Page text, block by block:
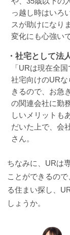
っ越し時はいろ
スが助けになり
変化にも心強い
・社宅として法
「URは現在全
社宅向けのUR
きるので、お急
の関連会社に勤
しいメリットも
だいた上で、会
さん。
ちなみに、URは
ことができるの
る住まい探し、
しょうか。